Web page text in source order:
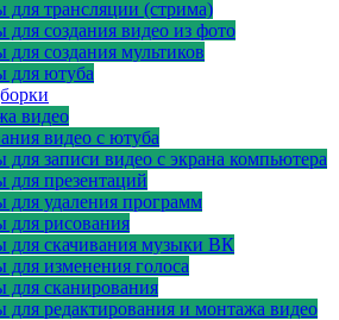
трансляции (стрима)
создания видео из фото
создания мультиков
для ютуба
видео
видео с ютуба
записи видео с экрана компьютера
презентаций
удаления программ
для рисования
для скачивания музыки ВК
изменения голоса
сканирования
редактирования и монтажа видео